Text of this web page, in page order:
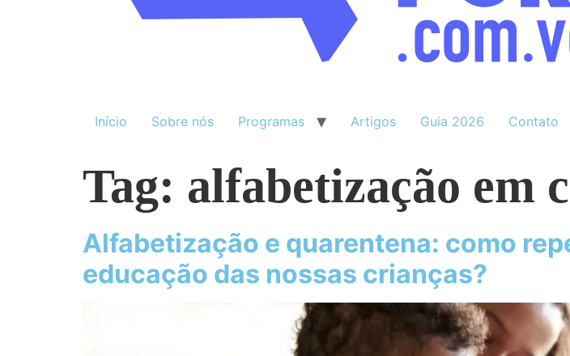
Início Sobre nós Programas Artigos Guia 2026 Contato
Tag: alfabetização em
Alfabetização e quarentena: como
educação das nossas crianças?